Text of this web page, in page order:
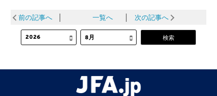
前の記事へ│ 一覧へ 次の記事へ